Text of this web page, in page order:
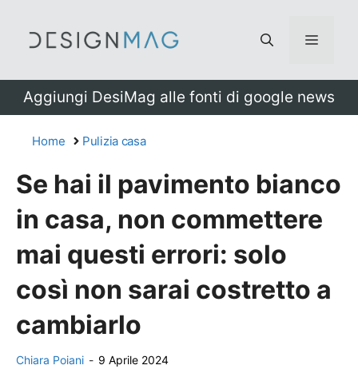
Menu
Aggiungi DesiMag alle fonti di google news
Home Pulizia casa
Se hai il pavimento bianco
in casa, non commettere
mai questi errori: solo
così non sarai costretto a
cambiarlo
Chiara Poiani - 9 Aprile 2024